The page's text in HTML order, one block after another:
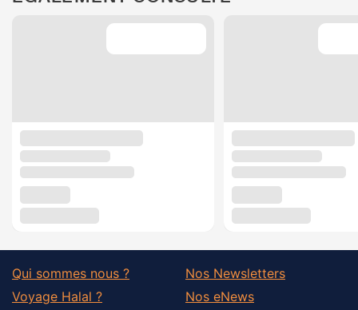
Qui sommes nous ?
Voyage Halal ?
Nos Newsletters
Nos eNews